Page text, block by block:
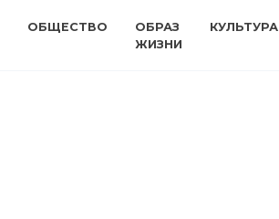
ОБЩЕСТВО
ОБРАЗ
ЖИЗНИ
КУЛЬТУРА